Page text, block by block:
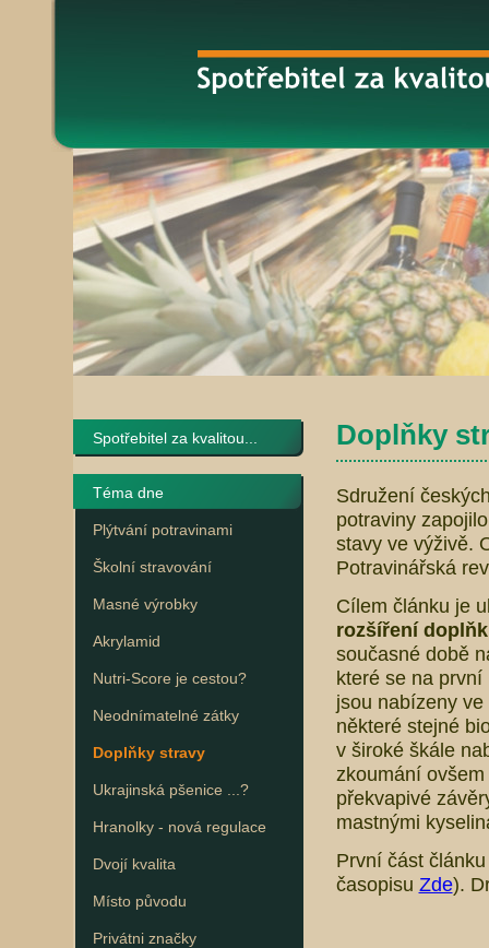
Spotřebitel za kvalitou...
Téma dne
Plýtvání potravinami
Školní stravování
Masné výrobky
Akrylamid
Nutri-Score je cestou?
Neodnímatelné zátky
Doplňky stravy
Ukrajinská pšenice ...?
Hranolky - nová regulace
Dvojí kvalita
Místo původu
Privátni značky
Doplňky
Sdružení
potraviny
stavy ve výživě.
Potravinářská
Cílem článku je
rozšíření
současné době
které se na
jsou nabízeny
některé stejné
v široké škále
zkoumání
překvapivé
mastnými
První část
časopisu Zde).